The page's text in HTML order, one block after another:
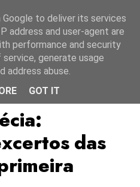
Suécia
das
to deliver its services
address and user-agent are
performance and security
generate usage
address abuse.
GOT IT